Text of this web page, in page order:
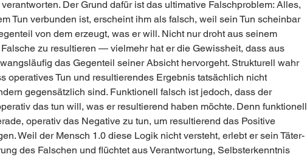
Der Grund dafür ist das ultimative Falschproblem: Alles,
Tun verbunden ist, erscheint ihm als falsch, weil sein Tun scheinbar
von dem erzeugt, was er will. Nicht nur droht aus seinem
zu resultieren — vielmehr hat er die Gewissheit, dass aus
das Gegenteil seiner Absicht hervorgeht. Strukturell wahr
operatives Tun und resultierendes Ergebnis tatsächlich nicht
gegensätzlich sind. Funktionell falsch ist jedoch, dass der
das tun will, was er resultierend haben möchte. Denn funktionell
operativ das Negative zu tun, um resultierend das Positive
Weil der Mensch 1.0 diese Logik nicht versteht, erlebt er sein Täter-
des Falschen und flüchtet aus Verantwortung, Selbsterkenntnis